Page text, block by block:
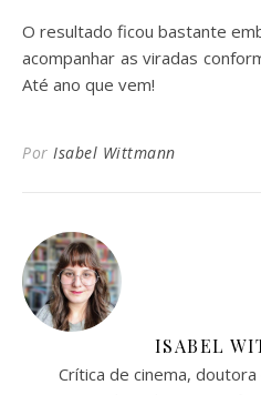
O resultado ficou bastante
acompanhar as viradas
Até ano que vem!
Por Isabel Wittmann
ISABEL
Crítica de cinema,